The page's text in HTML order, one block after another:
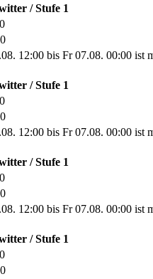
/ Stufe 1
12:00 bis Fr 07.08. 00:00 ist
/ Stufe 1
12:00 bis Fr 07.08. 00:00 ist
/ Stufe 1
12:00 bis Fr 07.08. 00:00 ist
/ Stufe 1